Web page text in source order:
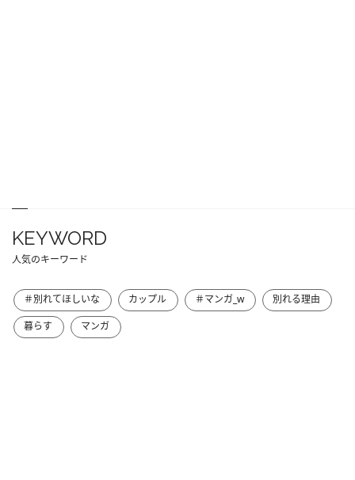
KEYWORD
人気のキーワード
＃別れてほしいな カップル ＃マンガ_w
別れる理由
暮らす
マンガ